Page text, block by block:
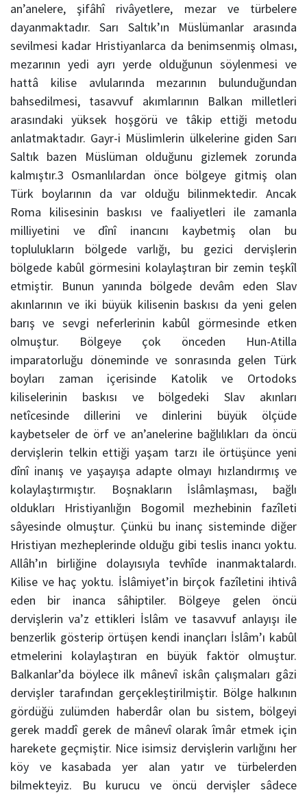
an’anelere, şifâhî rivâyetlere, mezar ve türbelere
dayanmaktadır. Sarı Saltık’ın Müslümanlar arasında
sevilmesi kadar Hristiyanlarca da benimsenmiş olması,
mezarının yedi ayrı yerde olduğunun söylenmesi ve
hattâ kilise avlularında mezarının bulunduğundan
bahsedilmesi, tasavvuf akımlarının Balkan milletleri
arasındaki yüksek hoşgörü ve tâkip ettiği metodu
anlatmaktadır. Gayr-i Müslimlerin ülkelerine giden Sarı
Saltık bazen Müslüman olduğunu gizlemek zorunda
kalmıştır.3 Osmanlılardan önce bölgeye gitmiş olan
Türk boylarının da var olduğu bilinmektedir. Ancak
Roma kilisesinin baskısı ve faaliyetleri ile zamanla
milliyetini ve dînî inancını kaybetmiş olan bu
toplulukların bölgede varlığı, bu gezici dervişlerin
bölgede kabûl görmesini kolaylaştıran bir zemin teşkîl
etmiştir. Bunun yanında bölgede devâm eden Slav
akınlarının ve iki büyük kilisenin baskısı da yeni gelen
barış ve sevgi neferlerinin kabûl görmesinde etken
olmuştur. Bölgeye çok önceden Hun-Atilla
imparatorluğu döneminde ve sonrasında gelen Türk
boyları zaman içerisinde Katolik ve Ortodoks
kiliselerinin baskısı ve bölgedeki Slav akınları
netîcesinde dillerini ve dinlerini büyük ölçüde
kaybetseler de örf ve an’anelerine bağlılıkları da öncü
dervişlerin telkin ettiği yaşam tarzı ile örtüşünce yeni
dînî inanış ve yaşayışa adapte olmayı hızlandırmış ve
kolaylaştırmıştır. Boşnakların İslâmlaşması, bağlı
oldukları Hristiyanlığın Bogomil mezhebinin fazîleti
sâyesinde olmuştur. Çünkü bu inanç sisteminde diğer
Hristiyan mezheplerinde olduğu gibi teslis inancı yoktu.
Allâh’ın birliğine dolayısıyla tevhîde inanmaktalardı.
Kilise ve haç yoktu. İslâmiyet’in birçok fazîletini ihtivâ
eden bir inanca sâhiptiler. Bölgeye gelen öncü
dervişlerin va’z ettikleri İslâm ve tasavvuf anlayışı ile
benzerlik gösterip örtüşen kendi inançları İslâm’ı kabûl
etmelerini kolaylaştıran en büyük faktör olmuştur.
Balkanlar’da böylece ilk mânevî iskân çalışmaları gâzi
dervişler tarafından gerçekleştirilmiştir. Bölge halkının
gördüğü zulümden haberdâr olan bu sistem, bölgeyi
gerek maddî gerek de mânevî olarak îmâr etmek için
harekete geçmiştir. Nice isimsiz dervişlerin varlığını her
köy ve kasabada yer alan yatır ve türbelerden
bilmekteyiz. Bu kurucu ve öncü dervişler sâdece